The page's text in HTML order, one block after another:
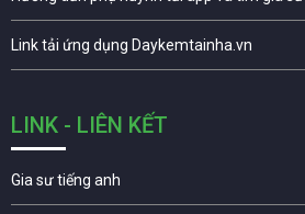
Link tải ứng dụng Daykemtainha.vn
LINK - LIÊN KẾT
Gia sư tiếng anh